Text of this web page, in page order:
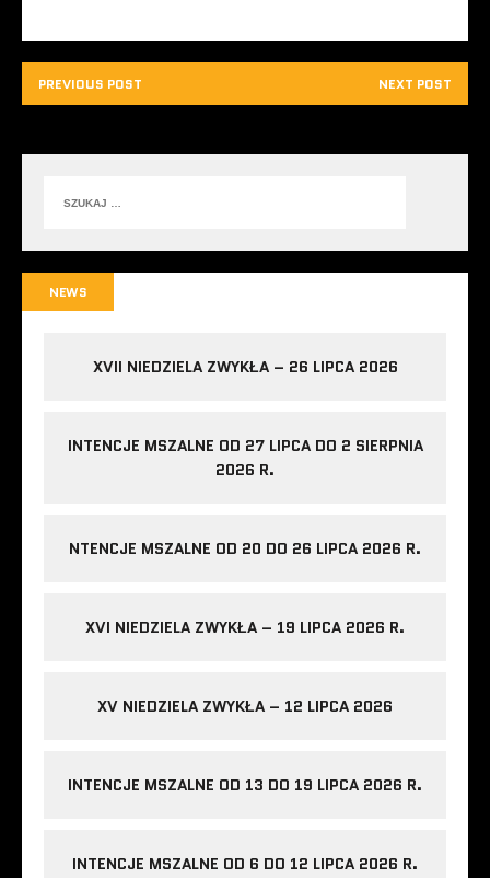
PREVIOUS POST NEXT POST
NEWS
XVII NIEDZIELA ZWYKŁA – 26 LIPCA 2026
INTENCJE MSZALNE OD 27 LIPCA DO 2 SIERPNIA
2026 R.
NTENCJE MSZALNE OD 20 DO 26 LIPCA 2026 R.
XVI NIEDZIELA ZWYKŁA – 19 LIPCA 2026 R.
XV NIEDZIELA ZWYKŁA – 12 LIPCA 2026
INTENCJE MSZALNE OD 13 DO 19 LIPCA 2026 R.
INTENCJE MSZALNE OD 6 DO 12 LIPCA 2026 R.